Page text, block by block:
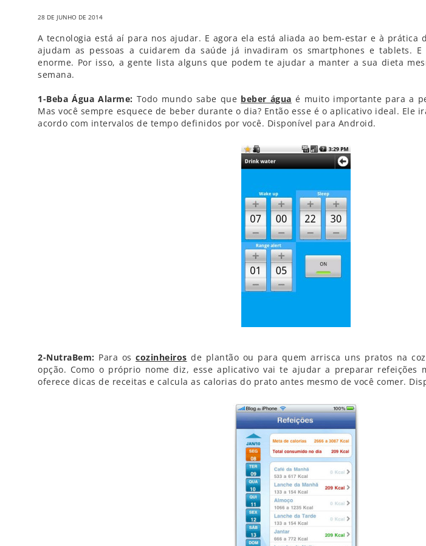
28 DE JUNHO DE 2014
A tecnologia está aí para nos ajudar. E agora ela está aliada ao bem-estar e à prática
ajudam as pessoas a cuidarem da saúde já invadiram os smartphones e tablets.
enorme. Por isso, a gente lista alguns que podem te ajudar a manter a sua dieta
semana.
1-Beba Água Alarme: Todo mundo sabe que beber água é muito importante para a
Mas você sempre esquece de beber durante o dia? Então esse é o aplicativo ideal. Ele
acordo com intervalos de tempo definidos por você. Disponível para Android.
2-NutraBem: Para oscozinheiros de plantão ou para quem arrisca uns pratos na
opção. Como o próprio nome diz, esse aplicativo vai te ajudar a preparar refeições
oferece dicas de receitas e calcula as calorias do prato antes mesmo de você comer.